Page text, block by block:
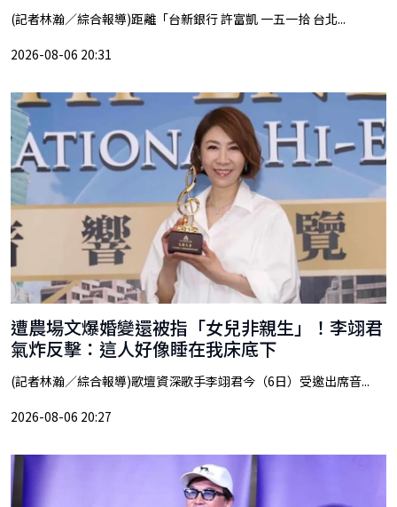
(記者林瀚／綜合報導)距離「台新銀行 許富凱 一五一拾 台北...
2026-08-06 20:31
遭農場文爆婚變還被指「女兒非親生」！李翊君
氣炸反擊：這人好像睡在我床底下
(記者林瀚／綜合報導)歌壇資深歌手李翊君今（6日）受邀出席音...
2026-08-06 20:27